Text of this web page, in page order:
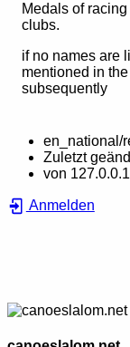
Medals of
clubs.
if no names are
mentioned in
subsequently
en_national/
Zuletzt
von 127.0.0.1
Anmelden